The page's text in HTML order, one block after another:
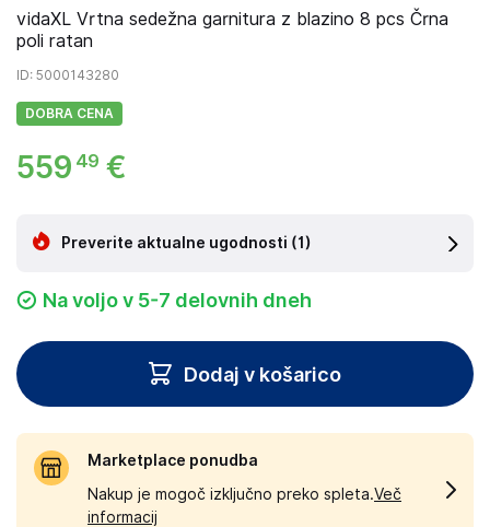
vidaXL Vrtna sedežna garnitura z blazino 8 pcs Črna
poli ratan
ID: 5000143280
DOBRA CENA
559 49 €
Preverite aktualne ugodnosti (1)
Na voljo v 5-7 delovnih dneh
Dodaj v košarico
Marketplace ponudba
Nakup je mogoč izključno preko spleta.Več
informacij